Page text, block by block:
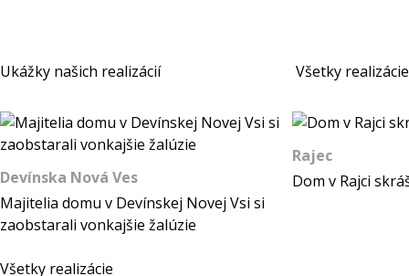
Ukážky našich realizácií Všetky realizácie
Devínska Nová Ves
Majitelia domu v Devínskej Novej Vsi si
zaobstarali vonkajšie žalúzie
Rajec
Dom v Rajci
Všetky realizácie